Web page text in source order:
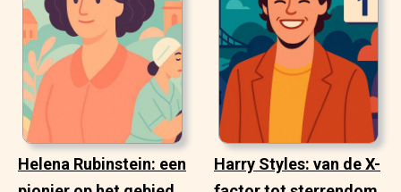
Helena Rubinstein: een
Harry Styles: van de X-